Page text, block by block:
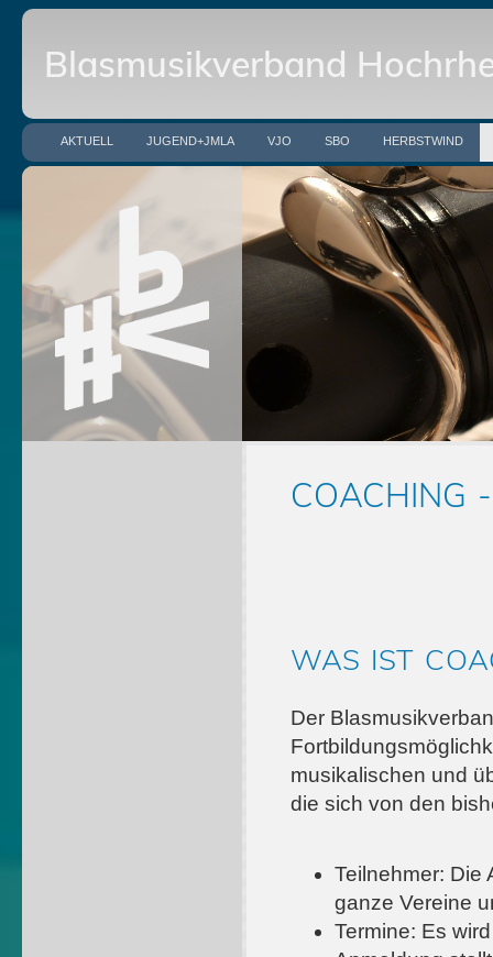
Blasmusikverband
AKTUELL JUGEND+JMLA VJO SBO HERBSTWIND
COACHING
WAS IST
Der
musikalischen und
die sich von den
Teilnehmer: Die
ganze Vereine
Termine: Es